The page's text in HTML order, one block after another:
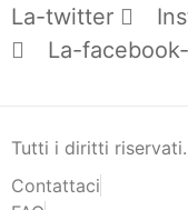
La-twitter
La-
Tutti i diritti riservati.
Contattaci